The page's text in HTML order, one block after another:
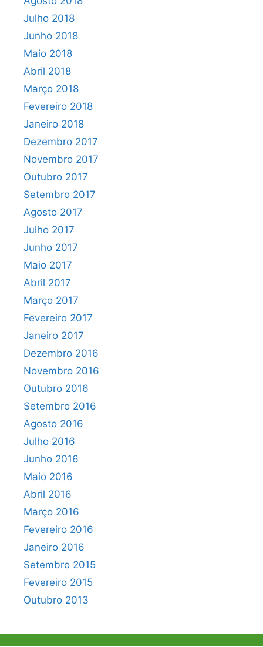
Julho 2018
Junho 2018
Maio 2018
Abril 2018
Março 2018
Fevereiro 2018
Janeiro 2018
Dezembro 2017
Novembro 2017
Outubro 2017
Setembro 2017
Agosto 2017
Julho 2017
Junho 2017
Maio 2017
Abril 2017
Março 2017
Fevereiro 2017
Janeiro 2017
Dezembro 2016
Novembro 2016
Outubro 2016
Setembro 2016
Agosto 2016
Julho 2016
Junho 2016
Maio 2016
Abril 2016
Março 2016
Fevereiro 2016
Janeiro 2016
Setembro 2015
Fevereiro 2015
Outubro 2013